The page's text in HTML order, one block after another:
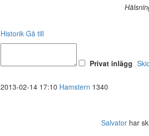
Historik Gå till
Privat inlägg
2013-02-14 17:10 Hamstern 1340
Salvator har